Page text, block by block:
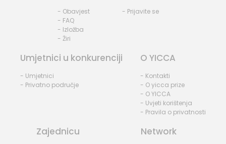
- Obavjest
- FAQ
- Izložba
- Žiri
- Prijavite se
Umjetnici u konkurenciji
- Umjetnici
- Privatno područje
O YICCA
- Kontakti
- O yicca prize
- O YICCA
- Uvjeti korištenja
- Pravila o privatnosti
Zajednicu Network